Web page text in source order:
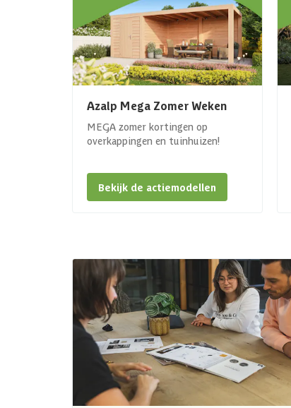
Azalp Mega Zomer Weken
MEGA zomer kortingen op
overkappingen en tuinhuizen!
Bekijk de actiemodellen